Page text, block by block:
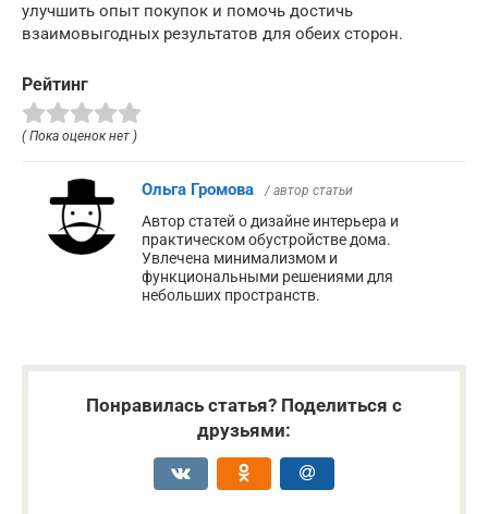
улучшить опыт покупок и помочь достичь
взаимовыгодных результатов для обеих сторон.
Рейтинг
( Пока оценок нет )
Ольга Громова / автор статьи
Автор статей о дизайне интерьера и
практическом обустройстве дома.
Увлечена минимализмом и
функциональными решениями для
небольших пространств.
Понравилась статья? Поделиться с
друзьями: